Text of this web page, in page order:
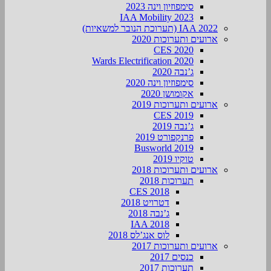
סימפוזיון וינה 2023
IAA Mobility 2023
IAA 2022 (תערוכת הנובר למשאיות)
ארועים ותערוכות 2020
CES 2020
Wards Electrification 2020
ג’נבה 2020
סימפוזיון וינה 2020
אקומושן 2020
ארועים ותערוכות 2019
CES 2019
ג’נבה 2019
פרנקפורט 2019
Busworld 2019
טוקיו 2019
ארועים ותערוכות 2018
תערוכות 2018
CES 2018
דטרויט 2018
ג’נבה 2018
IAA 2018
לוס אנג’לס 2018
ארועים ותערוכות 2017
כנסים 2017
תערוכות 2017